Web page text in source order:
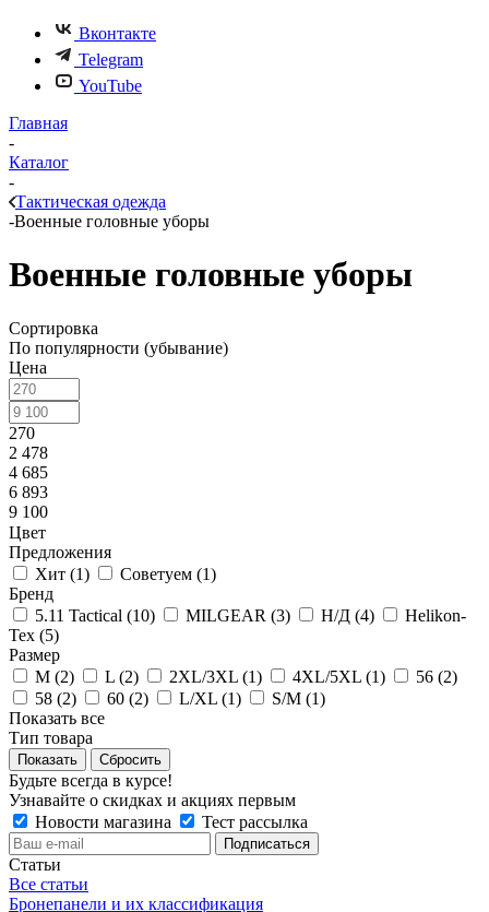
Вконтакте
Telegram
YouTube
Главная
-
Каталог
-
Тактическая одежда
-Военные головные уборы
Военные головные уборы
Сортировка
По популярности (убывание)
Цена
270
2 478
4 685
6 893
9 100
Цвет
Предложения
Хит (1) Советуем (1)
Бренд
5.11 Tactical (10) MILGEAR (3) Н/Д (4)
Helikon-
Tex (5)
Размер
M (2) L (2) 2XL/3XL (1) 4XL/5XL (1) 56 (2)
58 (2) 60 (2) L/XL (1) S/M (1)
Показать все
Тип товара
Сбросить
Будьте всегда в курсе!
Узнавайте о скидках и акциях первым
Новости магазина
Тест рассылка
Статьи
Все статьи
Бронепанели и их классификация